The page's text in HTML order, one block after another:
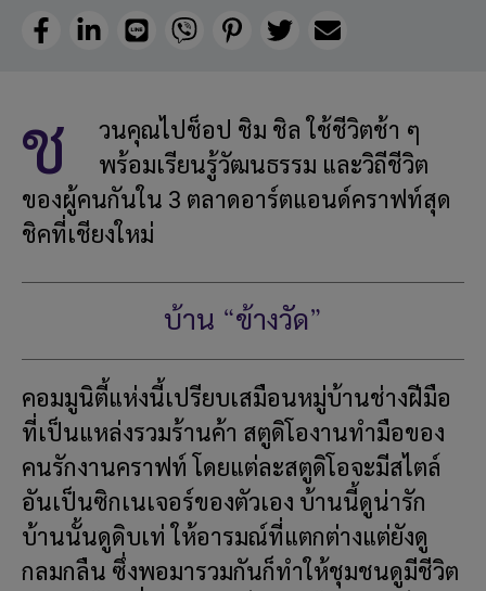
FacebookLinkedIn
Line Viber PinterestTwitterEmail
ช
วนคุณไปช็อป ชิม ชิล ใช้ชีวิตช้า ๆ
พร้อมเรียนรู้วัฒนธรรม และวิถีชีวิต
ของผู้คนกันใน 3 ตลาดอาร์ตแอนด์คราฟท์สุด
ชิคที่เชียงใหม่
บ้าน “ข้างวัด”
คอมมูนิตี้แห่งนี้เปรียบเสมือนหมู่บ้านช่างฝีมือ
ที่เป็นแหล่งรวมร้านค้า สตูดิโองานทำมือของ
คนรักงานคราฟท์ โดยแต่ละสตูดิโอจะมีสไตล์
อันเป็นซิกเนเจอร์ของตัวเอง บ้านนี้ดูน่ารัก
บ้านนั้นดูดิบเท่ ให้อารมณ์ที่แตกต่างแต่ยังดู
กลมกลืน ซึ่งพอมารวมกันก็ทำให้ชุมชนดูมีชีวิต